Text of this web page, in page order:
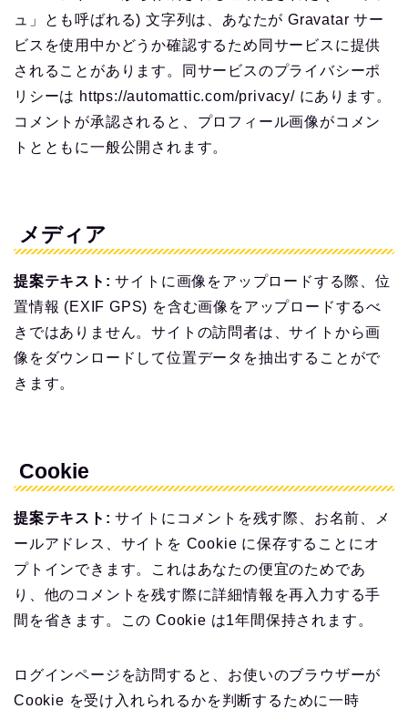
ュ」とも呼ばれる) 文字列は、あなたが Gravatar サー
ビスを使用中かどうか確認するため同サービスに提供
されることがあります。同サービスのプライバシーポ
リシーは https://automattic.com/privacy/ にあります。
コメントが承認されると、プロフィール画像がコメン
トとともに一般公開されます。
メディア
提案テキスト:サイトに画像をアップロードする際、位
置情報 (EXIF GPS) を含む画像をアップロードするべ
きではありません。サイトの訪問者は、サイトから画
像をダウンロードして位置データを抽出することがで
きます。
Cookie
提案テキスト:サイトにコメントを残す際、お名前、メ
ールアドレス、サイトを Cookie に保存することにオ
プトインできます。これはあなたの便宜のためであ
り、他のコメントを残す際に詳細情報を再入力する手
間を省きます。この Cookie は1年間保持されます。
ログインページを訪問すると、お使いのブラウザーが
Cookie を受け入れられるかを判断するために一時